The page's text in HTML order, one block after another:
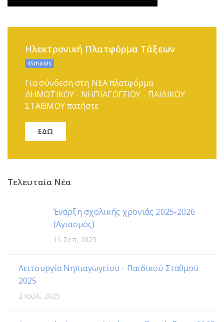
Ηλεκτρονική Πλατφόρμα Τάξεων
4Schools
Για σύνδεση στη ΝΕΑ πλατφόρμα
ΔΗΜΟΤΙΚΟΥ - ΝΗΠΙΑΓΩΓΕΙΟΥ - ΠΑΙΔΙΚΟΥ
ΣΤΑΘΜΟΥ πατήστε
ΕΔΩ
Τελευταία Νέα
Έναρξη σχολικής χρονιάς 2025-2026
(Αγιασμός)
11 Σεπ, 2025
Λειτουργία Νηπιαγωγείου - Παιδικού Σταθμού
2025
2 Ιούλ, 2025